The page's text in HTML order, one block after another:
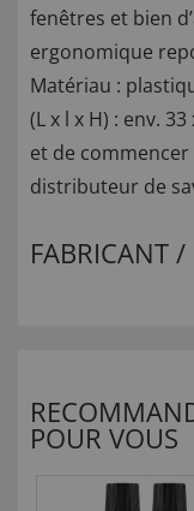
fenêtres et bien
ergonomique
Matériau :
(L x l x H) : env.
et de commencer
distributeur de
FABRICANT /
POUR VOUS